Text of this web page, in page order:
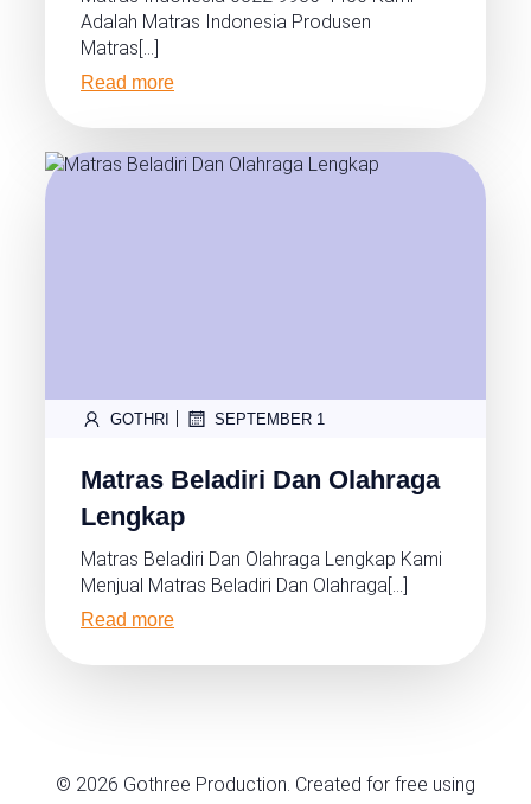
Adalah Matras Indonesia Produsen
Matras[…]
Read more
GOTHRI | SEPTEMBER 1
Matras Beladiri Dan Olahraga
Lengkap
Matras Beladiri Dan Olahraga Lengkap Kami
Menjual Matras Beladiri Dan Olahraga[…]
Read more
© 2026 Gothree Production. Created for free using